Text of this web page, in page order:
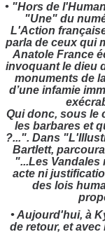
• "Hors de
"Une" du
L'Action
parla de ceux qui
Anatole France
invoquant le dieu
monuments de
d’une infamie
Qui donc, sous le
les barbares et
?...". Dans
Bartlett,
"...Les
acte ni
des lois
• Aujourd'hui, à
de retour, et